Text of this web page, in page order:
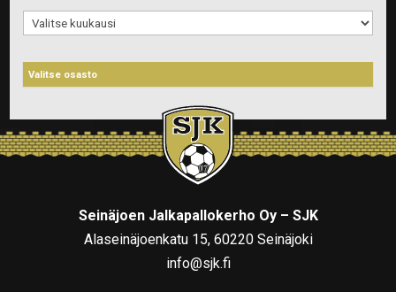
Arkistot
Seinäjoen Jalkapallokerho Oy – SJK
Alaseinäjoenkatu 15, 60220 Seinäjoki
info@sjk.fi